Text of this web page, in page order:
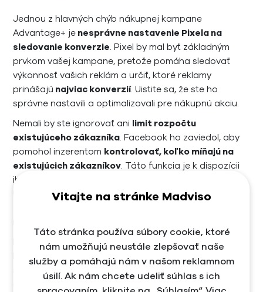
Jednou z hlavných chýb nákupnej kampane
Advantage+ je nesprávne nastavenie Pixela na
sledovanie konverzie. Pixel by mal byť základným
prvkom vašej kampane, pretože pomáha sledovať
výkonnosť vašich reklám a určiť, ktoré reklamy
prinášajú najviac konverzií. Uistite sa, že ste ho
správne nastavili a optimalizovali pre nákupnú akciu.
Nemali by ste ignorovať ani limit rozpočtu
existujúceho zákazníka. Facebook ho zaviedol, aby
pomohol inzerentom kontrolovať, koľko míňajú na
existujúcich zákazníkov. Táto funkcia je k dispozícii
iba vtedy, ak ste pridali publiká podľa obrázka vyššie.
Uistite sa, že používate limit rozpočtu existujúceho
Môže sa stať, že reklamy, ktoré ste zvolili do tejto
kampane nie sú otestované. Pred spustením kampane
sa preto uistite, že ste reklamy, ktoré idete použiť,
Vitajte na stránke Madviso
Táto stránka používa súbory cookie, ktoré
nám umožňujú neustále zlepšovať naše
služby a pomáhajú nám v našom reklamnom
úsilí. Ak nám chcete udeliť súhlas s ich